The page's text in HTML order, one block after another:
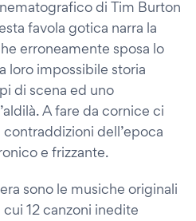
di Tim Burton
favola gotica narra la
erroneamente sposa lo
loro impossibile storia
di scena ed uno
A fare da cornice ci
dell’epoca
e frizzante.
sono le musiche originali
12 canzoni inedite